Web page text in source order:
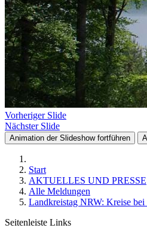
Vorheriger Slide
Nächster Slide
Animation der Slideshow fortführen
Start
AKTUELLES UND PRESSE
Alle Meldungen
Landkreistag NRW: Kreise bei
Seitenleiste Links